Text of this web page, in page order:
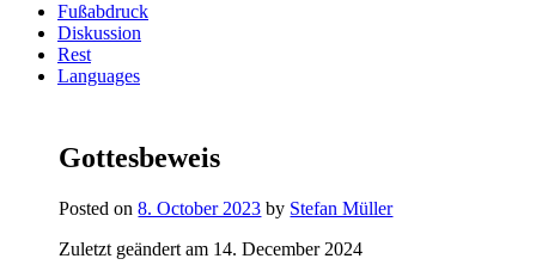
Fußabdruck
Diskussion
Rest
Languages
Gottesbeweis
Posted on8. October 2023 by Stefan Müller
Zuletzt geändert am 14. December 2024